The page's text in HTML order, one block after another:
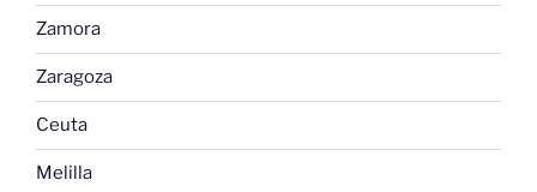
Zamora
Zaragoza
Ceuta
Melilla